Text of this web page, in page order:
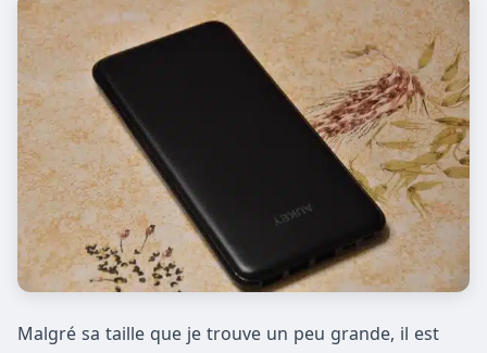
Malgré sa taille que je trouve un peu grande, il est